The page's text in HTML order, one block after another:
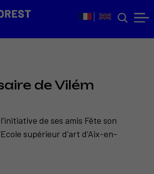
de Vilém
de ses amis Fête son
supérieur d'art d’Aix-en-